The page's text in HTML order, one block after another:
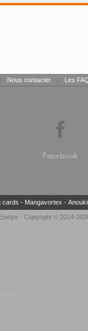
| Nous contacter | Les
Facebook
cards - Mangavortex -
Enelye - Copyright © 2014-